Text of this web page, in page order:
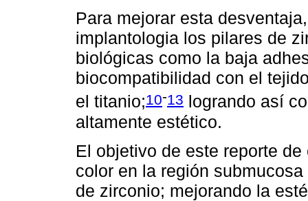
Para mejorar esta
implantologia los pilares de
biológicas como la baja
biocompatibilidad con el
el titanio;10-13 logrando así
altamente estético.
El objetivo de este reporte
color en la región
de zirconio; mejorando la